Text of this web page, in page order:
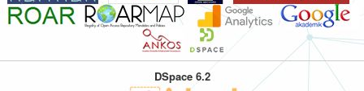
DSpace 6.2